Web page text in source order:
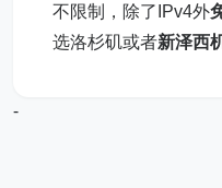
不限制，除了IPv4外
选洛杉矶或者新泽西
-